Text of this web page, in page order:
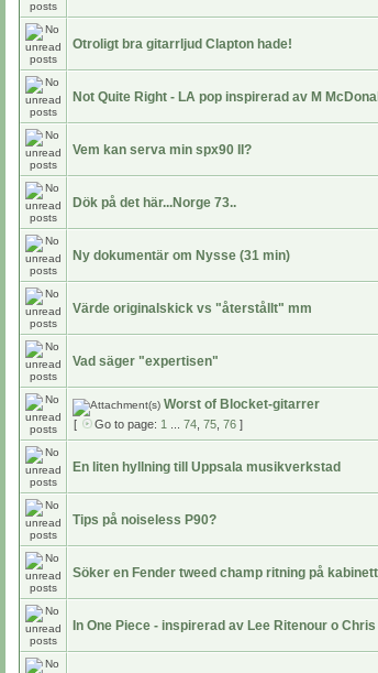
Otroligt bra gitarrljud Clapton hade!
Not Quite Right - LA pop inspirerad av M
Vem kan serva min spx90 II?
Dök på det här...Norge 73..
Ny dokumentär om Nysse (31 min)
Värde originalskick vs "återstållt" mm
Vad säger "expertisen"
Worst of Blocket-gitarrer
[ Go to page: 1 74 75 76 ]
En liten hyllning till Uppsala musikverkstad
Tips på noiseless P90?
Söker en Fender tweed champ ritning på kabinett
In One Piece - inspirerad av Lee Ritenour o